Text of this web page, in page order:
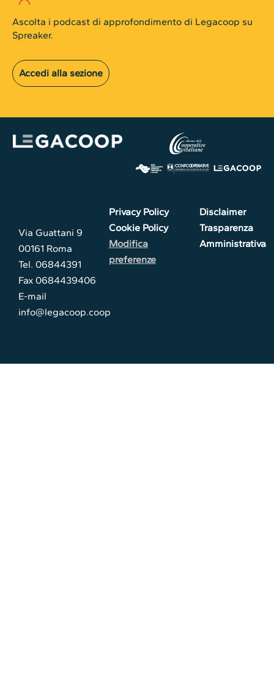
Ascolta i podcast di approfondimento di Legacoop su
Spreaker.
Accedi alla sezione
Via Guattani 9
00161 Roma
Tel. 06844391
Fax 0684439406
E-mail
info@legacoop.coop
Privacy Policy
Cookie Policy
Modifica
preferenze
Disclaimer
Trasparenza
Amministrativa